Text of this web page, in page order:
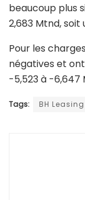
beaucoup plus
2,683 Mtnd, soit
Pour les
négatives et
-5,523 à -6,647
Tags: BH Leasing